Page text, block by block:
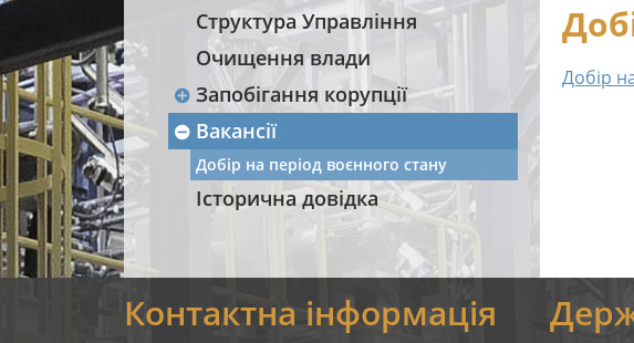
Структура Управління
Очищення влади
Запобігання корупції
Вакансії
Добір на період воєнного стану
Історична довідка
Добір
Контактна інформація